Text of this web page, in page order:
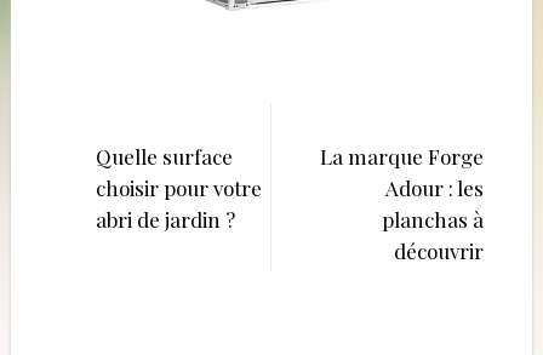
l’article
Quelle surface
choisir pour votre
abri de jardin ?
La marque Forge
Adour : les
planchas à
découvrir